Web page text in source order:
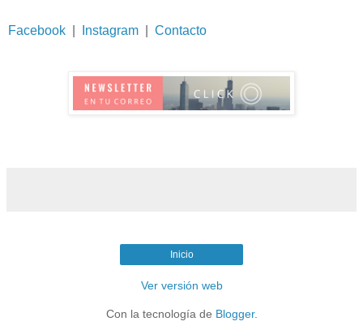
Facebook Instagram Contacto
Inicio
Ver versión web
Con la tecnología de Blogger.